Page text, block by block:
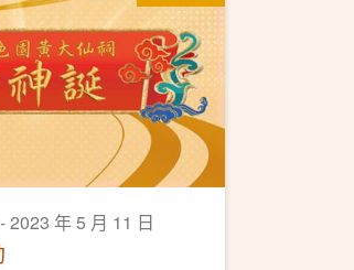
2023 年 5 月 11 日